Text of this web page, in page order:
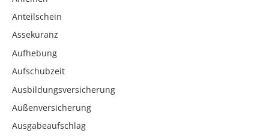
Anteilschein
Assekuranz
Aufhebung
Aufschubzeit
Ausbildungsversicherung
Außenversicherung
Ausgabeaufschlag